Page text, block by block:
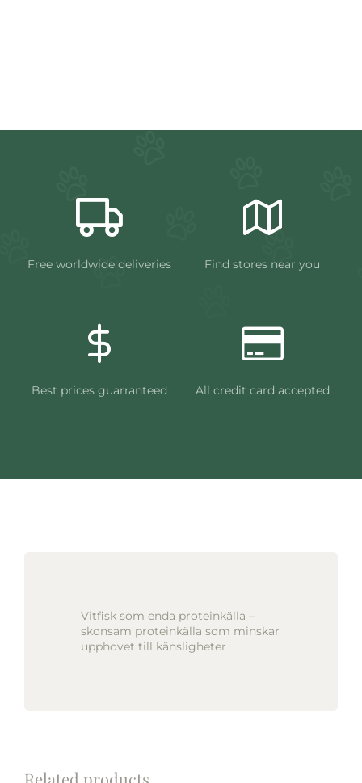
Free worldwide deliveries Find stores near you
Best prices guarranteed All credit card accepted
Vitfisk som enda proteinkälla –
skonsam proteinkälla som minskar
upphovet till känsligheter
Related products